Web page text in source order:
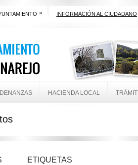
» INFORMACIÓN AL CIUDADANO
HACIENDA LOCAL
ETIQUETAS